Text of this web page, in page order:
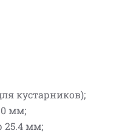
кустарников);
мм;
25.4 мм;